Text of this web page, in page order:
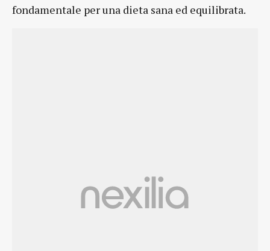
fondamentale per una dieta sana ed equilibrata.